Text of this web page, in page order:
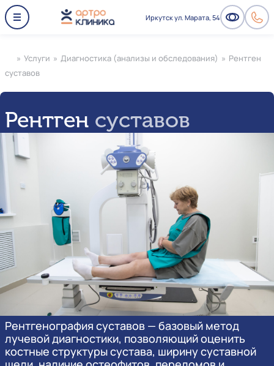
Иркутск ул. Марата, 54
» Услуги » Диагностика (анализы и обследования) » Рентген
суставов
Рентген суставов
Рентгенография суставов — базовый метод
лучевой диагностики, позволяющий оценить
костные структуры сустава, ширину суставной